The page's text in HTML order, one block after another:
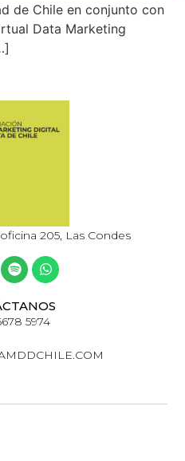
de Chile en conjunto con
Data Marketing
205, Las Condes
5974